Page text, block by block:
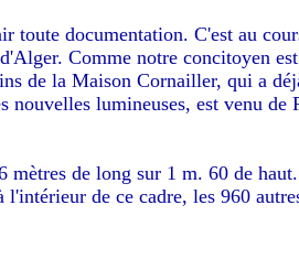
toute documentation. C'est au
Comme notre concitoyen
de la Maison Cornailler, qui a
lumineuses, est venu de
de long sur 1 m. 60 de
de ce cadre, les 960